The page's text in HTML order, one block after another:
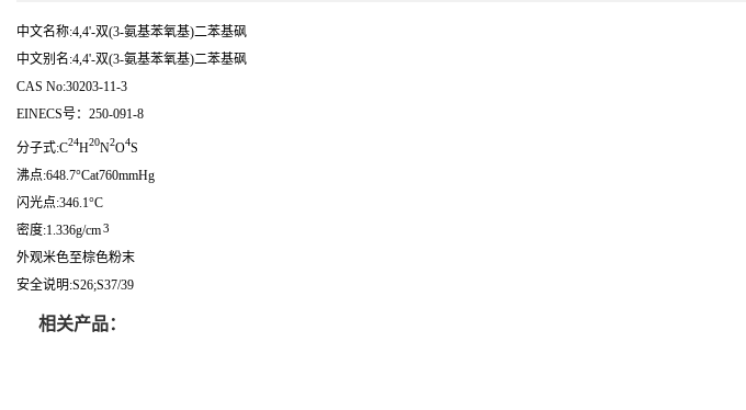
中文名称:4,4'-双(3-氨基苯氧基)二苯基砜
中文别名:4,4'-双(3-氨基苯氧基)二苯基砜
CAS No:30203-11-3
EINECS号：250-091-8
分子式:C24H20N2O4S
沸点:648.7°Cat760mmHg
闪光点:346.1°C
密度:1.336g/cm3
外观米色至棕色粉末
安全说明:S26;S37/39
相关产品：